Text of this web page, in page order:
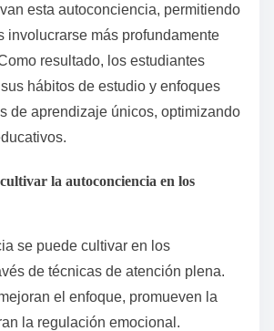
esta autoconciencia, permitiendo
involucrarse más profundamente
resultado, los estudiantes
hábitos de estudio y enfoques
de aprendizaje únicos, optimizando
la autoconciencia en los
se puede cultivar en los
de técnicas de atención plena.
el enfoque, promueven la
la regulación emocional.